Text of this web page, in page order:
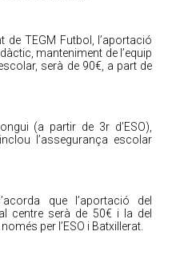
de TEGM Futbol, l’aportació
manteniment de l’equip
serà de 90€, a part de
(a partir de 3r d’ESO),
l’assegurança escolar
que l’aportació del
centre serà de 50€ i la del
per l’ESO i Batxillerat.